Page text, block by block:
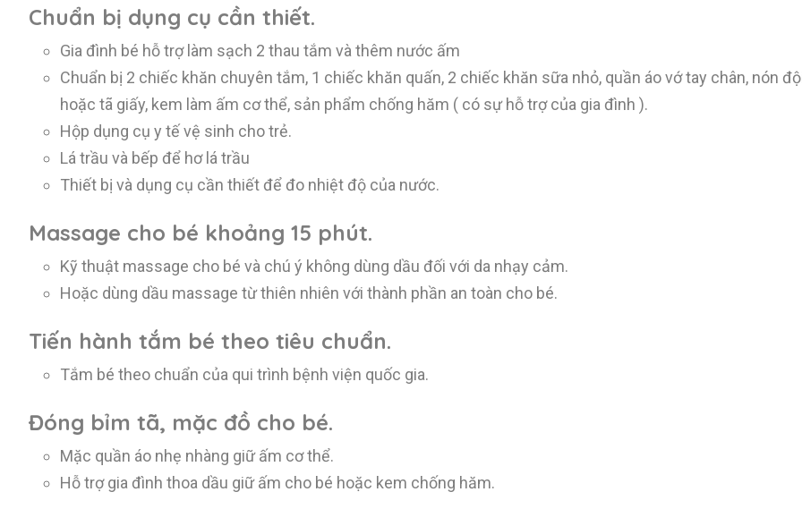
Chuẩn bị dụng cụ cần thiết.
Gia đình bé hỗ trợ làm sạch 2 thau tắm và thêm nước ấm
Chuẩn bị 2 chiếc khăn chuyên tắm, 1 chiếc khăn quấn, 2 chiếc khăn sữa nhỏ, quần áo vớ tay chân, nón
hoặc tã giấy, kem làm ấm cơ thể, sản phẩm chống hăm ( có sự hỗ trợ của gia đình ).
Hộp dụng cụ y tế vệ sinh cho trẻ.
Lá trầu và bếp để hơ lá trầu
Thiết bị và dụng cụ cần thiết để đo nhiệt độ của nước.
Massage cho bé khoảng 15 phút.
Kỹ thuật massage cho bé và chú ý không dùng dầu đối với da nhạy cảm.
Hoặc dùng dầu massage từ thiên nhiên với thành phần an toàn cho bé.
Tiến hành tắm bé theo tiêu chuẩn.
Tắm bé theo chuẩn của qui trình bệnh viện quốc gia.
Đóng bỉm tã, mặc đồ cho bé.
Mặc quần áo nhẹ nhàng giữ ấm cơ thể.
Hỗ trợ gia đình thoa dầu giữ ấm cho bé hoặc kem chống hăm.